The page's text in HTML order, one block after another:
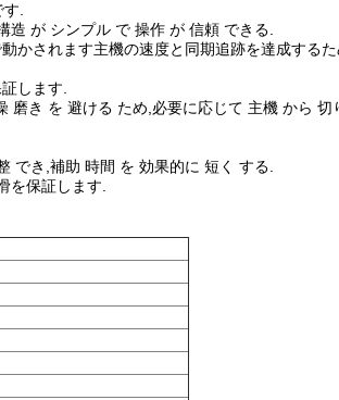
.
が シンプル で 操作 が 信頼 できる.
かされます主機の速度と同期追跡を達成する
します.
き を 避ける ため,必要に応じて 主機 から 切
でき,補助 時間 を 効果的に 短く する.
を保証します.